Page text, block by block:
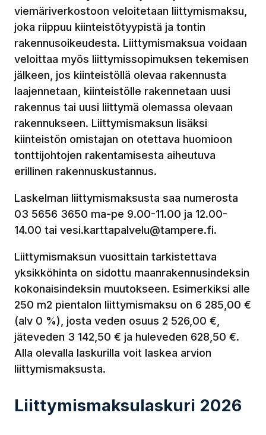
viemäriverkostoon veloitetaan liittymismaksu,
joka riippuu kiinteistötyypistä ja tontin
rakennusoikeudesta. Liittymismaksua voidaan
veloittaa myös liittymissopimuksen tekemisen
jälkeen, jos kiinteistöllä olevaa rakennusta
laajennetaan, kiinteistölle rakennetaan uusi
rakennus tai uusi liittymä olemassa olevaan
rakennukseen. Liittymismaksun lisäksi
kiinteistön omistajan on otettava huomioon
tonttijohtojen rakentamisesta aiheutuva
erillinen rakennuskustannus.
Laskelman liittymismaksusta saa numerosta
03 5656 3650 ma-pe 9.00-11.00 ja 12.00-
14.00 tai vesi.karttapalvelu@tampere.fi.
Liittymismaksun vuosittain tarkistettava
yksikköhinta on sidottu maanrakennusindeksin
kokonaisindeksin muutokseen. Esimerkiksi alle
250 m2 pientalon liittymismaksu on 6 285,00 €
(alv 0 %), josta veden osuus 2 526,00 €,
jäteveden 3 142,50 € ja huleveden 628,50 €.
Alla olevalla laskurilla voit laskea arvion
liittymismaksusta.
Liittymismaksulaskuri 2026